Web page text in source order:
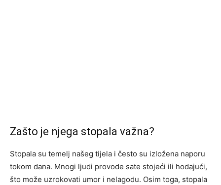
Zašto je njega stopala važna?
Stopala su temelj našeg tijela i često su izložena naporu
tokom dana. Mnogi ljudi provode sate stojeći ili hodajući,
što može uzrokovati umor i nelagodu. Osim toga, stopala